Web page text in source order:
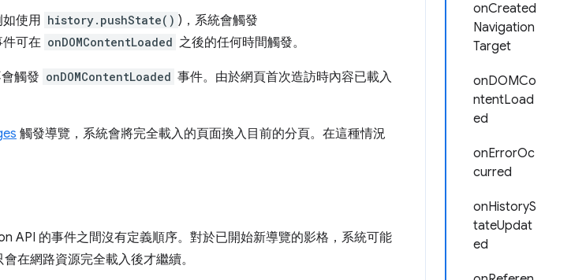
onCreated
Navigation
Target
onDOMCo
ntentLoad
ed
onErrorOc
curred
onHistoryS
tateUpdat
ed
使用 history.pushState() )，系統會觸發
可在 onDOMContentLoaded 之後的任何時間觸發。
觸發 onDOMContentLoaded 事件。由於網頁首次造訪時內容已載入
觸發導覽，系統會將完全載入的頁面換入目前的分頁。在這種情況
API 的事件之間沒有定義順序。對於已開始新導覽的影格，系統可能
在網路資源完全載入後才繼續。